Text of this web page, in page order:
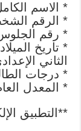
* الاسم
* الرقم
* رقم
* تاريخ
الثاني
* درجات
* المعدل
**التطبيق